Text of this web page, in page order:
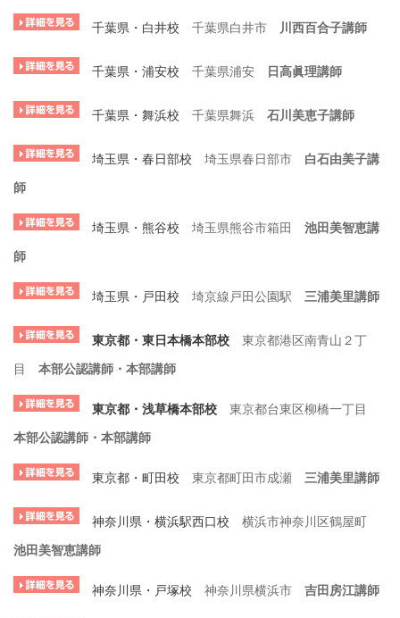
千葉県・白井校 千葉県白井市 川西百合子講師
千葉県・浦安校 千葉県浦安 日高眞理講師
千葉県・舞浜校 千葉県舞浜 石川美恵子講師
埼玉県・春日部校 埼玉県春日部市 白石由美子講
師
埼玉県・熊谷校 埼玉県熊谷市箱田 池田美智恵講
師
埼玉県・戸田校 埼京線戸田公園駅 三浦美里講師
東京都・東日本橋本部校 東京都港区南青山２丁
目 本部公認講師・本部講師
東京都・浅草橋本部校 東京都台東区柳橋一丁目
本部公認講師・本部講師
東京都・町田校 東京都町田市成瀬 三浦美里講師
神奈川県・横浜駅西口校 横浜市神奈川区鶴屋町
池田美智恵講師
神奈川県・戸塚校 神奈川県横浜市 吉田房江講師